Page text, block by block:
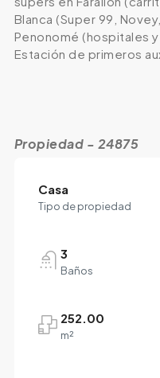
Blanca (Super 99,
Penonomé (hospitales
Estación de primeros
Propiedad - 24875
Casa
Tipo de propiedad
3
Baños
252.00
m²